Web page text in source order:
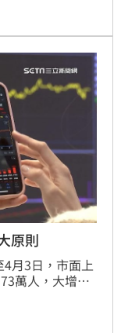
調整。此次調
則是台泥
2892）。
原則
4月3日，市面上
萬人，大增
股息（00878）